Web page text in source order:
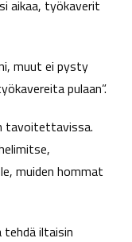
aikaa, työkaverit
muut ei pysty
pulaan”.
tavoitettavissa.
muiden hommat
tehdä iltaisin